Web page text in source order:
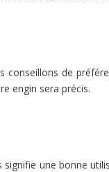
conseillons de
engin sera précis.
une bonne